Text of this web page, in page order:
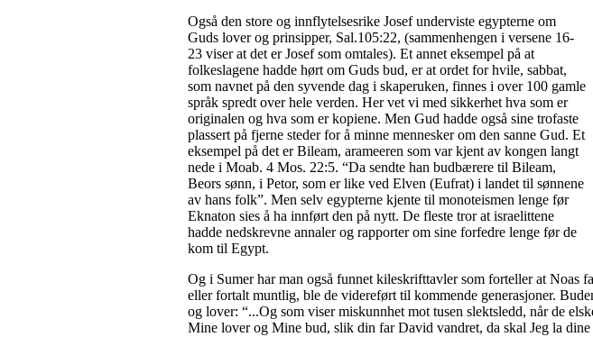
Også den store og innflytelsesrike Josef underviste egypterne om
Guds lover og prinsipper, Sal.105:22, (sammenhengen i versene 16-
23 viser at det er Josef som omtales). Et annet eksempel på at
folkeslagene hadde hørt om Guds bud, er at ordet for hvile, sabbat,
som navnet på den syvende dag i skaperuken, finnes i over 100 gamle
språk spredt over hele verden. Her vet vi med sikkerhet hva som er
originalen og hva som er kopiene. Men Gud hadde også sine trofaste
plassert på fjerne steder for å minne mennesker om den sanne Gud. Et
eksempel på det er Bileam, arameeren som var kjent av kongen langt
nede i Moab. 4 Mos. 22:5. “Da sendte han budbærere til Bileam,
Beors sønn, i Petor, som er like ved Elven (Eufrat) i landet til sønnene
av hans folk”. Men selv egypterne kjente til monoteismen lenge før
Eknaton sies å ha innført den på nytt. De fleste tror at israelittene
hadde nedskrevne annaler og rapporter om sine forfedre lenge før de
kom til Egypt.
Og i Sumer har man også funnet kileskrifttavler som forteller at Noas
eller fortalt muntlig, ble de videreført til kommende generasjoner.
og lover: “...Og som viser miskunnhet mot tusen slektsledd, når de
Mine lover og Mine bud, slik din far David vandret, da skal Jeg la